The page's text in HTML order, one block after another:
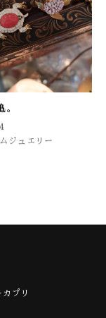
。
ジュエリー
プリ